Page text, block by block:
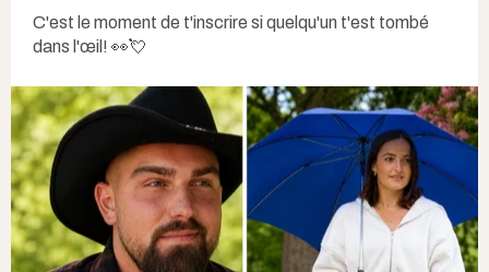
C'est le moment de t'inscrire si quelqu'un t'est tombé
dans l'œil! 👀💘